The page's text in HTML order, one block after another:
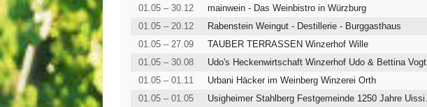
01.05 – 30.12
mainwein - Das Weinbistro in Würzburg
01.05 – 20.12
Rabenstein Weingut - Destillerie - Burggasthaus
01.05 – 27.09
TAUBER TERRASSEN Winzerhof Wille
01.05 – 30.08
Udo's Heckenwirtschaft Winzerhof Udo & Bettina Vogt
01.05 – 01.11
Urbani Häcker im Weinberg Winzerei Orth
01.05 – 01.05